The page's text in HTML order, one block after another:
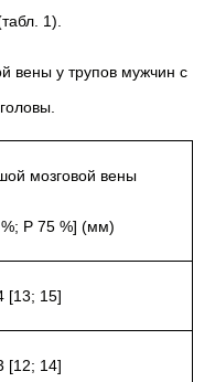
1).
вены у трупов мужчин с
мозговой вены
Р 75 %] (мм)
[13; 15]
[12; 14]